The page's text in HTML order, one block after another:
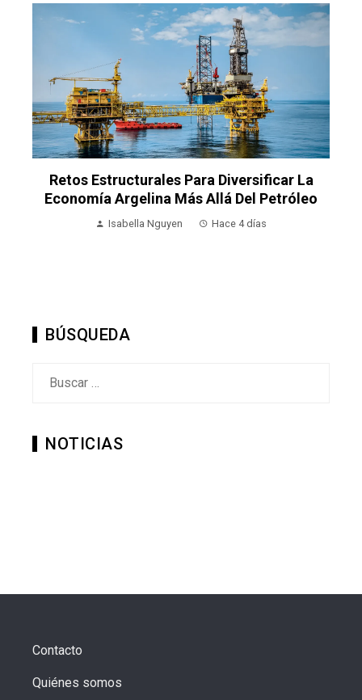
Retos Estructurales Para Diversificar La
Economía Argelina Más Allá Del Petróleo
Isabella Nguyen Hace 4 días
BÚSQUEDA
NOTICIAS
Contacto
Quiénes somos